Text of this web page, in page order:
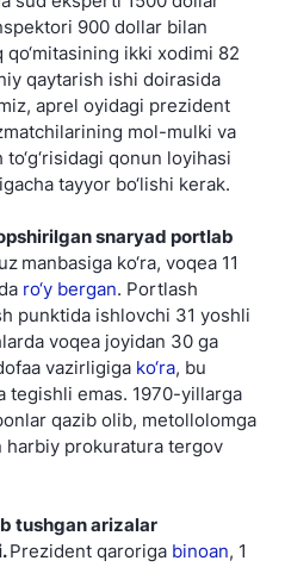
900 dollar bilan
ikki xodimi 82
qaytarish ishi doirasida
aprel oyidagi prezident
mol-mulki va
qonun loyihasi
tayyor bo‘lishi kerak.
snaryad portlab
manbasiga ko‘ra, voqea 11
ro‘y bergan. Portlash
punktida ishlovchi 31 yoshli
voqea joyidan 30 ga
vazirligiga ko‘ra, bu
tegishli emas. 1970-yillarga
qazib olib, metollolomga
harbiy prokuratura tergov
tushgan arizalar
Prezident qaroriga binoan, 1